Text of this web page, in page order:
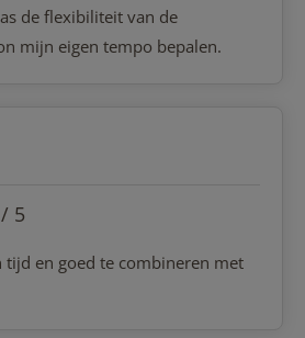
de flexibiliteit van de
mijn eigen tempo bepalen.
5
tijd en goed te combineren met